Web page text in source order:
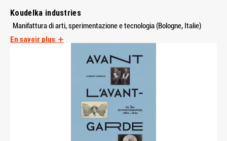
Koudelka industries
Manifattura di arti, sperimentazione e tecnologia (Bologne, Italie)
En savoir plus